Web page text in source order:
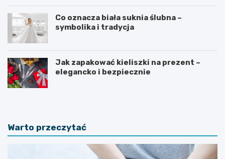
Co oznacza biała suknia ślubna –
symbolika i tradycja
Jak zapakować kieliszki na prezent –
elegancko i bezpiecznie
Warto przeczytać